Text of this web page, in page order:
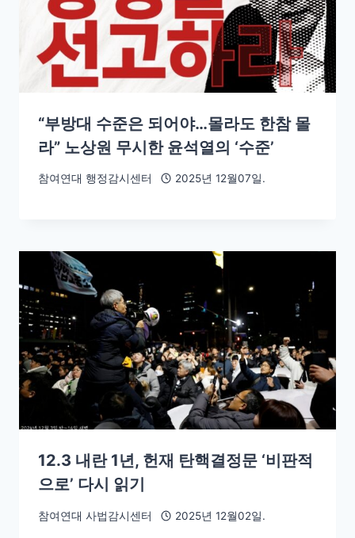
“부방대 수준은 되어야…몰라도 한참 몰
라” 노상원 무시한 윤석열의 ‘수준’
참여연대 행정감시센터 2025년 12월07일.
12.3 내란 1년, 헌재 탄핵결정문 ‘비판적
으로’ 다시 읽기
참여연대 사법감시센터 2025년 12월02일.